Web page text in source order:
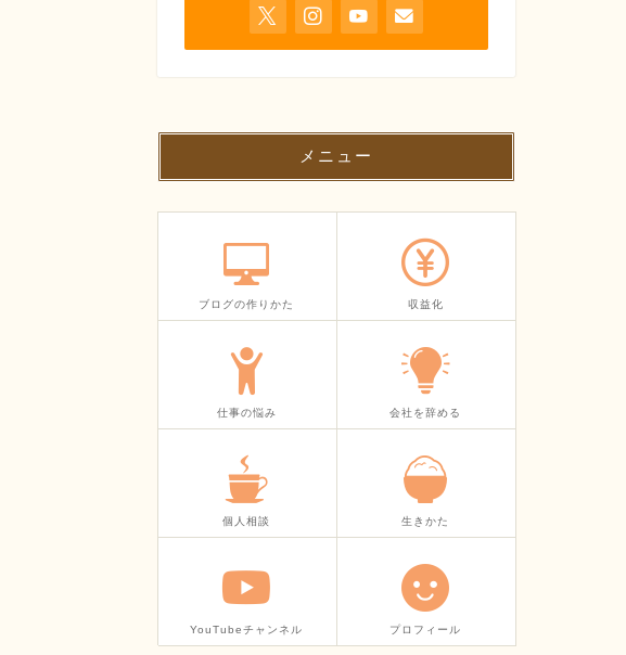
メニュー
ブログの作りかた 収益化
仕事の悩み 会社を辞める
個人相談 生きかた
YouTubeチャンネル プロフィール